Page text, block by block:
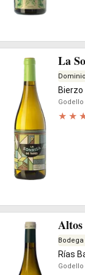
La
Bierzo
Godello
Altos
Rías
Godello